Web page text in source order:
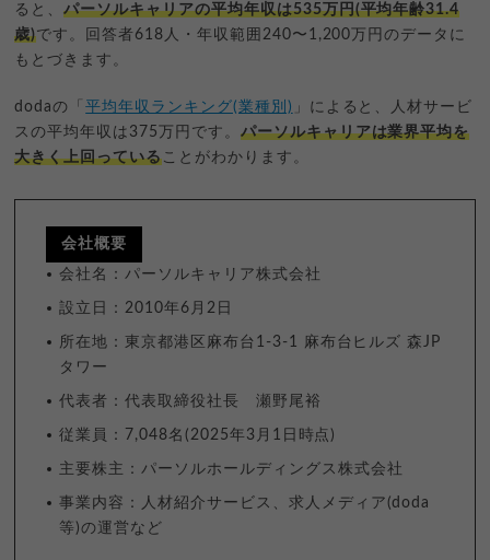
ると、パーソルキャリアの平均年収は535万円(平均年齢31.4
歳)です。回答者618人・年収範囲240〜1,200万円のデータに
もとづきます。
dodaの「平均年収ランキング(業種別) 」によると、人材サービ
スの平均年収は375万円です。 パーソルキャリアは業界平均を
大きく上回っていることがわかります。
会社概要
会社名：パーソルキャリア株式会社
設立日：2010年6月2日
所在地：東京都港区麻布台1-3-1 麻布台ヒルズ 森JP
タワー
代表者：代表取締役社長 瀬野尾裕
従業員：7,048名(2025年3月1日時点)
主要株主：パーソルホールディングス株式会社
事業内容：人材紹介サービス、求人メディア(doda
等)の運営など